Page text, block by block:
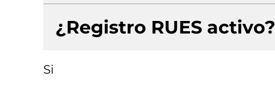
¿Registro RUES activo?
Si